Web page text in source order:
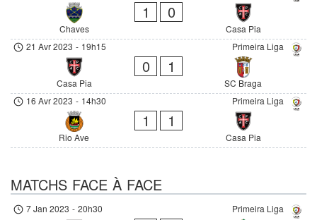
Chaves
1 0
Casa Pia
Primeira Liga
21 Avr 2023 - 19h15
Casa Pia
0 1
SC Braga
Primeira Liga
16 Avr 2023 - 14h30
Rio Ave
1 1
Casa Pia
MATCHS FACE À FACE
Primeira Liga
7 Jan 2023 - 20h30